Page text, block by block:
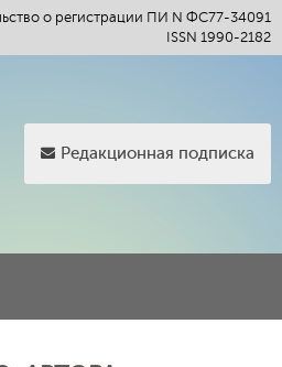
о регистрации ПИ N ФС77-34091
ISSN 1990-2182
Редакционная подписка